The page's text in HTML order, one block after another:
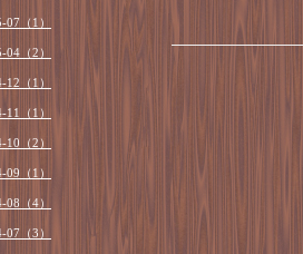
07（1）
04（2）
12（1）
11（1）
10（2）
09（1）
08（4）
07（3）